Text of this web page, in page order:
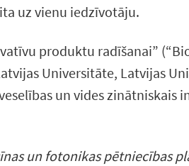
uz vienu iedzīvotāju.
produktu radīšanai”
Universitāte, Latvijas
un vides zinātniskais
un fotonikas